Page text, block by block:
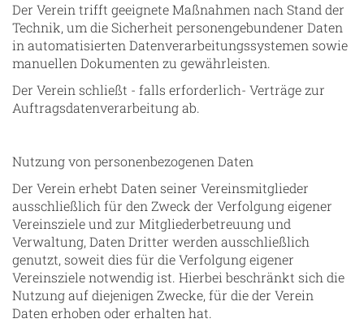
Der Verein trifft geeignete Maßnahmen nach Stand der
Technik, um die Sicherheit personengebundener Daten
in automatisierten Datenverarbeitungssystemen sowie
manuellen Dokumenten zu gewährleisten.
Der Verein schließt - falls erforderlich- Verträge zur
Auftragsdatenverarbeitung ab.
Nutzung von personenbezogenen Daten
Der Verein erhebt Daten seiner Vereinsmitglieder
ausschließlich für den Zweck der Verfolgung eigener
Vereinsziele und zur Mitgliederbetreuung und
Verwaltung, Daten Dritter werden ausschließlich
genutzt, soweit dies für die Verfolgung eigener
Vereinsziele notwendig ist. Hierbei beschränkt sich die
Nutzung auf diejenigen Zwecke, für die der Verein
Daten erhoben oder erhalten hat.